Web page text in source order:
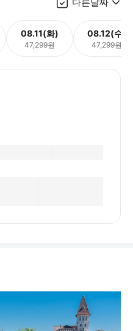
08.11(화)
47,299원
08.12(수)
47,299원